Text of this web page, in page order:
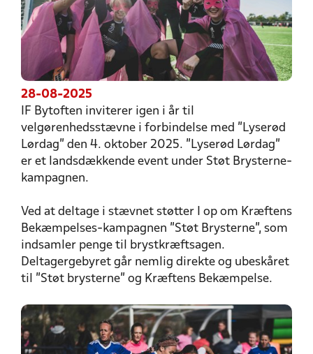
28-08-2025
IF Bytoften inviterer igen i år til
velgørenhedsstævne i forbindelse med ”Lyserød
Lørdag” den 4. oktober 2025. ”Lyserød Lørdag”
er et landsdækkende event under Støt Brysterne-
kampagnen.
Ved at deltage i stævnet støtter I op om Kræftens
Bekæmpelses-kampagnen "Støt Brysterne", som
indsamler penge til brystkræftsagen.
Deltagergebyret går nemlig direkte og ubeskåret
til "Støt brysterne" og Kræftens Bekæmpelse.